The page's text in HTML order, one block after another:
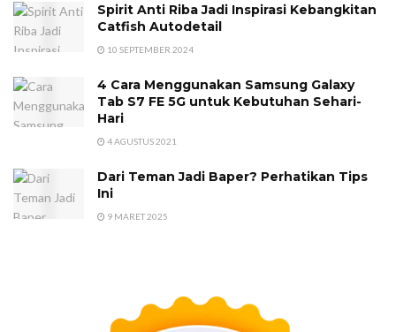
Spirit Anti Riba Jadi Inspirasi Kebangkitan
Catfish Autodetail
10 SEPTEMBER 2024
4 Cara Menggunakan Samsung Galaxy
Tab S7 FE 5G untuk Kebutuhan Sehari-
Hari
4 AGUSTUS 2021
Dari Teman Jadi Baper? Perhatikan Tips
Ini
9 MARET 2025